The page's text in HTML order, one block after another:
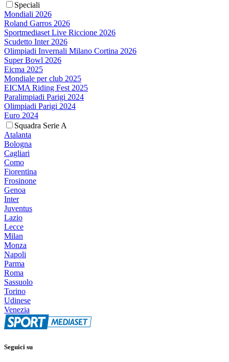
Speciali
Mondiali 2026
Roland Garros 2026
Sportmediaset Live Riccione 2026
Scudetto Inter 2026
Olimpiadi Invernali Milano Cortina 2026
Super Bowl 2026
Eicma 2025
Mondiale per club 2025
EICMA Riding Fest 2025
Paralimpiadi Parigi 2024
Olimpiadi Parigi 2024
Euro 2024
Squadra Serie A
Atalanta
Bologna
Cagliari
Como
Fiorentina
Frosinone
Genoa
Inter
Juventus
Lazio
Lecce
Milan
Monza
Napoli
Parma
Roma
Sassuolo
Torino
Udinese
Venezia
Seguici su